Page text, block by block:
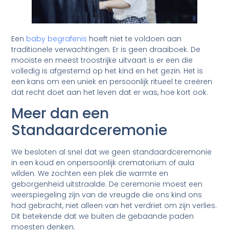
Een baby begrafenis hoeft niet te voldoen aan
traditionele verwachtingen. Er is geen draaiboek. De
mooiste en meest troostrijke uitvaart is er een die
volledig is afgestemd op het kind en het gezin. Het is
een kans om een uniek en persoonlijk ritueel te creëren
dat recht doet aan het leven dat er was, hoe kort ook.
Meer dan een
Standaardceremonie
We besloten al snel dat we geen standaardceremonie
in een koud en onpersoonlijk crematorium of aula
wilden. We zochten een plek die warmte en
geborgenheid uitstraalde. De ceremonie moest een
weerspiegeling zijn van de vreugde die ons kind ons
had gebracht, niet alleen van het verdriet om zijn verlies.
Dit betekende dat we buiten de gebaande paden
moesten denken.